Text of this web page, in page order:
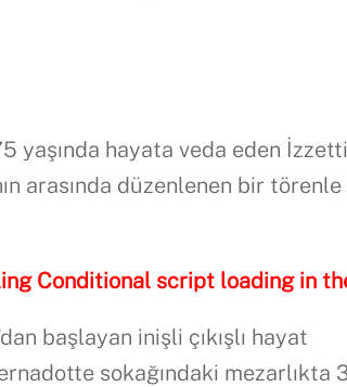
yaşında hayata veda eden
arasında düzenlenen bir törenle
Conditional script loading in
başlayan inişli çıkışlı hayat
sokağındaki mezarlıkta